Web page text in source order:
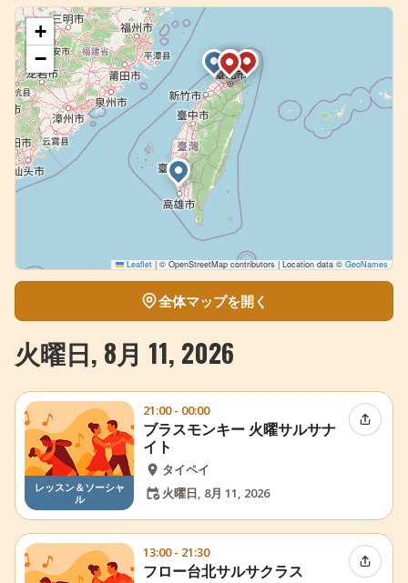
+
−
Leaflet |© OpenStreetMap contributors | Location data ©GeoNames
全体マップを開く
火曜日, 8月 11, 2026
レッスン＆ソーシャ
ル
21:00 - 00:00
ブラスモンキー 火曜サルサナ
イト
タイペイ
火曜日, 8月 11, 2026
イベン
13:00 - 21:30
フロー台北サルサクラス イベン